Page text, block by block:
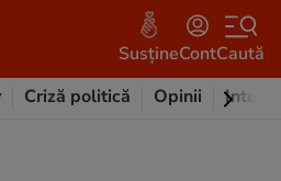
SusțineContCaută
Criză politică Opinii